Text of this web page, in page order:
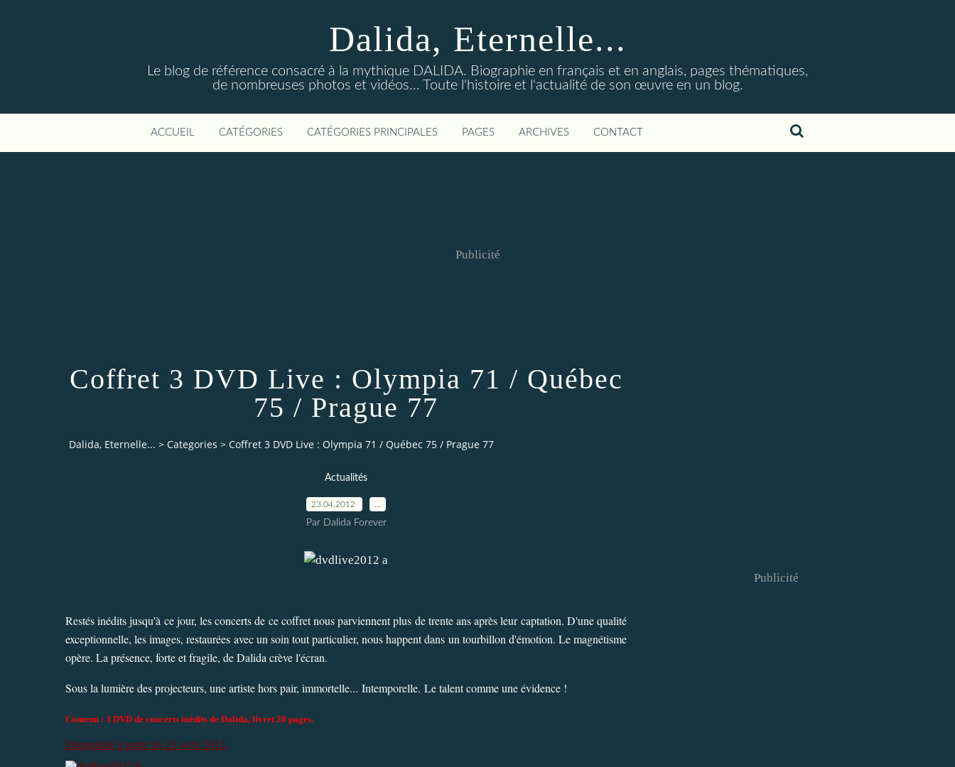
Dalida, Eternelle...
Le blog de référence consacré à la mythique DALIDA. Biographie en français et en anglais, pages thématiques,
de nombreuses photos et vidéos... Toute l'histoire et l'actualité de son œuvre en un blog.
ACCUEIL CATÉGORIES CATÉGORIES PRINCIPALES PAGES ARCHIVES CONTACT
Publicité
Coffret 3 DVD Live : Olympia 71 / Québec
75 / Prague 77
Dalida, Eternelle... > Categories > Coffret 3 DVD Live : Olympia 71 / Québec 75 / Prague 77
Actualités
23.04.2012
Par Dalida Forever
Restés inédits jusqu'à ce jour, les concerts de ce coffret nous parviennent plus de trente ans après leur captation. D'une qualité
exceptionnelle, les images, restaurées avec un soin tout particulier, nous happent dans un tourbillon d'émotion. Le magnétisme
opère. La présence, forte et fragile, de Dalida crève l'écran.
Sous la lumière des projecteurs, une artiste hors pair, immortelle... Intemporelle. Le talent comme une évidence !
Contenu : 3 DVD de concerts inédits de Dalida, livret 20 pages.
Disponible à partir du 23 avril 2012.
Publicité